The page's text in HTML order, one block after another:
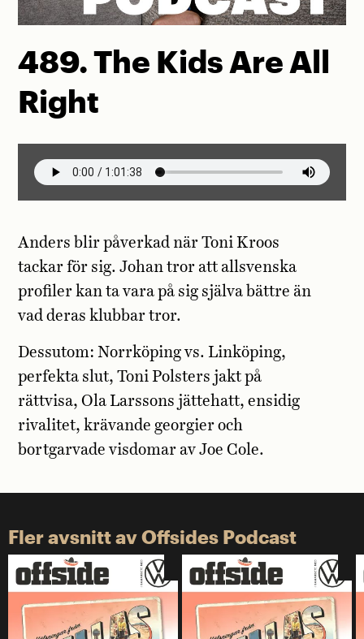
489. The Kids Are All
Right
Anders blir påverkad när Toni Kroos
tackar för sig. Johan tror att allsvenska
profiler kan ta vara på sig själva bättre än
vad deras klubbar tror.
Dessutom: Norrköping vs. Linköping,
perfekta slut, Toni Polsters jakt på
rättvisa, Ola Larssons jättehatt, ensidig
rivalitet, krävande georgier och
bortgarvade visdomar av Joe Cole.
Fler avsnitt av Offsides Podcast